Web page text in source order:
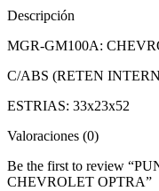
Descripción
MGR-GM100A:
C/ABS (RETEN
ESTRIAS: 33x23x52
Valoraciones (0)
Be the first to review
CHEVROLET OPTRA”